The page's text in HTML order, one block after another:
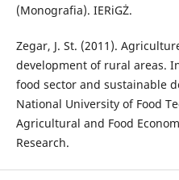
(Monografia). IERiGŻ.
Zegar, J. St. (2011).
development of rural areas.
food sector and sustainable
National University of Food
Agricultural and Food
Research.